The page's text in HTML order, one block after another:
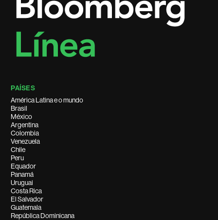
PAÍSES
América Latina e o mundo
Brasil
México
Argentina
Colombia
Venezuela
Chile
Peru
Equador
Panamá
Uruguai
Costa Rica
El Salvador
Guatemala
República Dominicana